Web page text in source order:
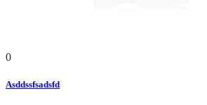
0
Asddssfsadsfd